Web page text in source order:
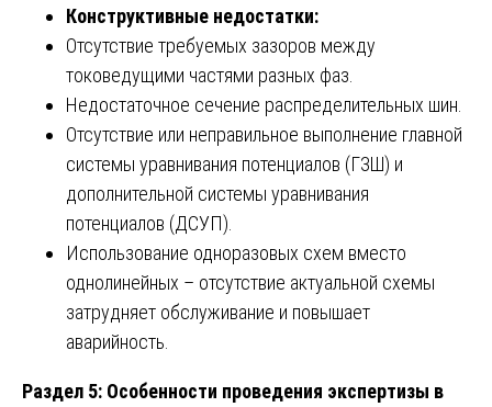
Конструктивные недостатки:
Отсутствие требуемых зазоров между
токоведущими частями разных фаз.
Недостаточное сечение распределительных шин.
Отсутствие или неправильное выполнение главной
системы уравнивания потенциалов (ГЗШ) и
дополнительной системы уравнивания
потенциалов (ДСУП).
Использование одноразовых схем вместо
однолинейных – отсутствие актуальной схемы
затрудняет обслуживание и повышает
аварийность.
Раздел 5: Особенности проведения экспертизы в